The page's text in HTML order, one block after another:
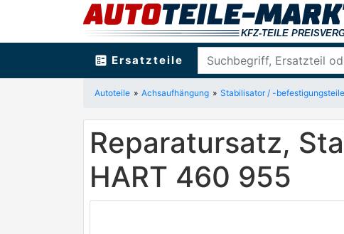
ballot Ersatzteile
Autoteile Achsaufhängung Stabilisator / -befestigungsteile
Reparatursatz,
HART 460 955